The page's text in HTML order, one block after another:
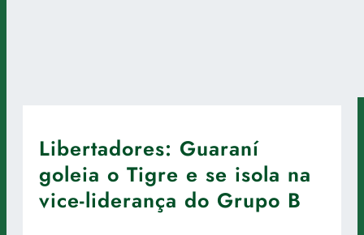
Libertadores: Guaraní
goleia o Tigre e se isola na
vice-liderança do Grupo B